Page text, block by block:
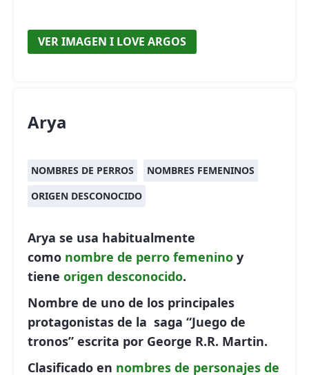
VER IMAGEN I LOVE ARGOS
Arya
NOMBRES DE PERROS
NOMBRES FEMENINOS
ORIGEN DESCONOCIDO
Arya se usa habitualmente
como nombre de perro femenino y
tiene origen desconocido.
Nombre de uno de los principales
protagonistas de la saga “Juego de
tronos” escrita por George R.R. Martin.
Clasificado en nombres de personajes de